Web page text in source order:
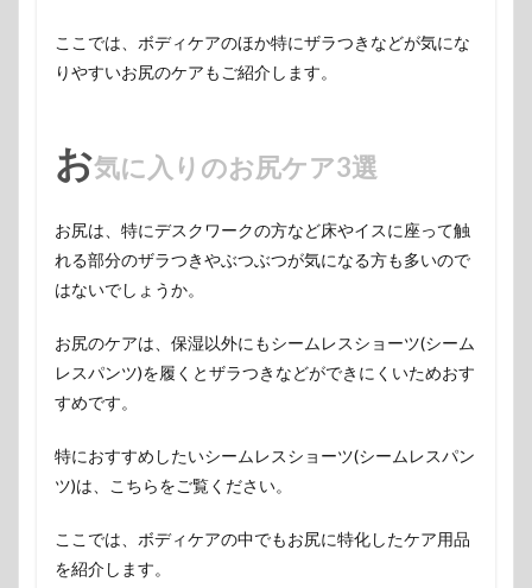
ここでは、ボディケアのほか特にザラつきなどが気にな
りやすいお尻のケアもご紹介します。
お気に入りのお尻ケア3選
お尻は、特にデスクワークの方など床やイスに座って触
れる部分のザラつきやぶつぶつが気になる方も多いので
はないでしょうか。
お尻のケアは、保湿以外にもシームレスショーツ(シーム
レスパンツ)を履くとザラつきなどができにくいためおす
すめです。
特におすすめしたいシームレスショーツ(シームレスパン
ツ)は、こちらをご覧ください。
ここでは、ボディケアの中でもお尻に特化したケア用品
を紹介します。